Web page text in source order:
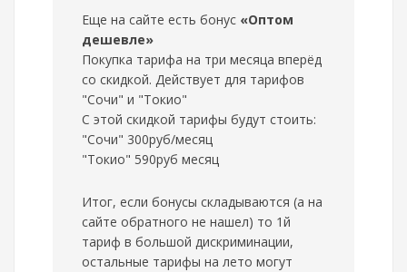
Еще на сайте есть бонус «Оптом
дешевле»
Покупка тарифа на три месяца вперёд
со скидкой. Действует для тарифов
"Сочи" и "Токио"
С этой скидкой тарифы будут стоить:
"Сочи" 300руб/месяц
"Токио" 590руб месяц
Итог, если бонусы складываются (а на
сайте обратного не нашел) то 1й
тариф в большой дискриминации,
остальные тарифы на лето могут